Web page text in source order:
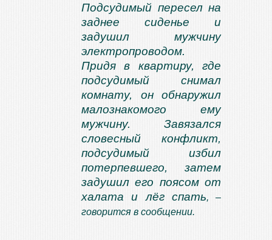
Подсудимый пересел на
заднее сиденье и
задушил мужчину
электропроводом.
Придя в квартиру, где
подсудимый снимал
комнату, он обнаружил
малознакомого ему
мужчину. Завязался
словесный конфликт,
подсудимый избил
потерпевшего, затем
задушил его поясом от
халата и лёг спать, –
говорится в сообщении.